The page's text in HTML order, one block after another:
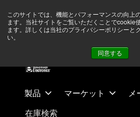
このサイトでは、機能とパフォーマンスの向上
ます。当社サイトをご覧いただくことでcookie
ます。詳しくは当社のプライバシーポリシーと
い。
同意する
テ
ス
ありません 詳しい情報
製品 マーケット メ
検索